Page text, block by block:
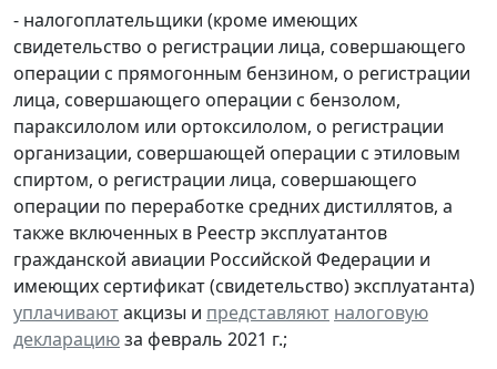
- налогоплательщики (кроме имеющих
свидетельство о регистрации лица, совершающего
операции с прямогонным бензином, о регистрации
лица, совершающего операции с бензолом,
параксилолом или ортоксилолом, о регистрации
организации, совершающей операции с этиловым
спиртом, о регистрации лица, совершающего
операции по переработке средних дистиллятов, а
также включенных в Реестр эксплуатантов
гражданской авиации Российской Федерации и
имеющих сертификат (свидетельство) эксплуатанта)
уплачиваютакцизы и представляют налоговую
декларациюза февраль 2021 г.;